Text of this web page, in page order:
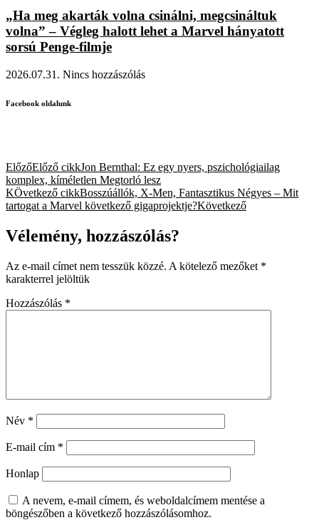
„Ha meg akarták volna csinálni, megcsináltuk
volna” – Végleg halott lehet a Marvel hányatott
sorsú Penge-filmje
2026.07.31. Nincs hozzászólás
Facebook oldalunk
ElőzőElőző cikkJon Bernthal: Ez egy nyers, pszichológiailag
komplex, kíméletlen Megtorló lesz
KÖvetkező cikkBosszúállók, X-Men, Fantasztikus Négyes – Mit
tartogat a Marvel következő gigaprojektje?Következő
Vélemény, hozzászólás?
Az e-mail címet nem tesszük közzé. A kötelező mezőket *
karakterrel jelöltük
Hozzászólás *
Név *
E-mail cím *
Honlap
A nevem, e-mail címem, és weboldalcímem mentése a
böngészőben a következő hozzászólásomhoz.